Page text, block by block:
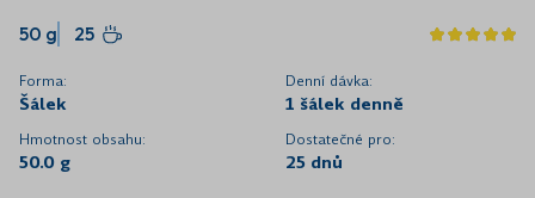
50 g 25
Forma:
Šálek
Denní dávka:
1 šálek denně
Hmotnost obsahu:
50.0 g
Dostatečné pro:
25 dnů